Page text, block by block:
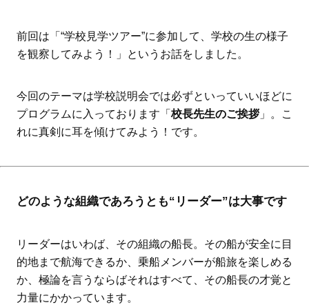
前回は「“学校見学ツアー”に参加して、学校の生の様子
を観察してみよう！」というお話をしました。
今回のテーマは学校説明会では必ずといっていいほどに
プログラムに入っております「 校長先生のご挨拶」。こ
れに真剣に耳を傾けてみよう！です。
どのような組織であろうとも“リーダー”は大事です
リーダーはいわば、その組織の船長。その船が安全に目
的地まで航海できるか、乗船メンバーが船旅を楽しめる
か、極論を言うならばそれはすべて、その船長の才覚と
力量にかかっています。